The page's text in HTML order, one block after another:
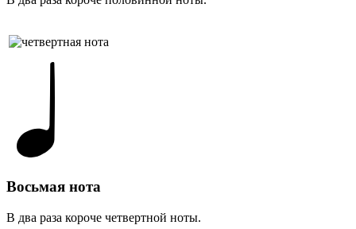
Восьмая нота
В два раза короче четвертной ноты.